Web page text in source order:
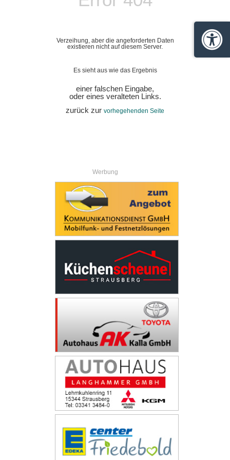
Verzeihung, aber die angeforderten Daten
existieren nicht auf diesem Server.
Es sieht aus wie das Ergebnis
einer falschen Eingabe,
oder eines veralteten Links.
zurück zur vorhegehenden Seite
Werbung